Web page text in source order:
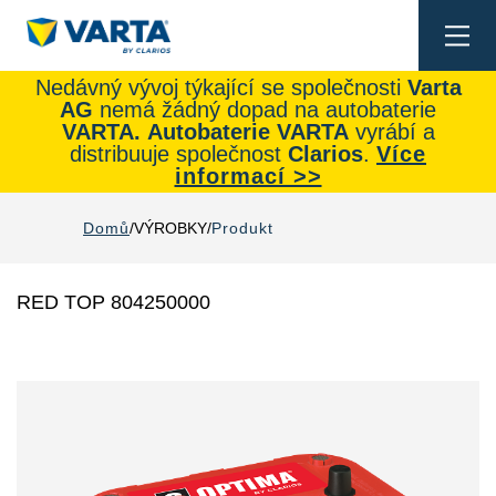
Nedávný vývoj týkající se společnosti Varta
AG nemá žádný dopad na autobaterie
VARTA. Autobaterie VARTAvyrábí a
distribuuje společnost Clarios. Více
informací >>
Domů VÝROBKY Produkt
RED TOP 804250000